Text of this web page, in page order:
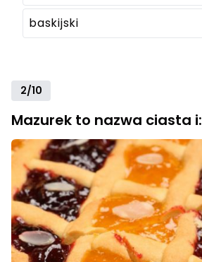
baskijski
2/10
Mazurek to nazwa ciasta i: